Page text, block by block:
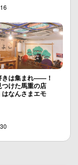
きは集まれ――！
つけた馬重の店
はなんさまエモ